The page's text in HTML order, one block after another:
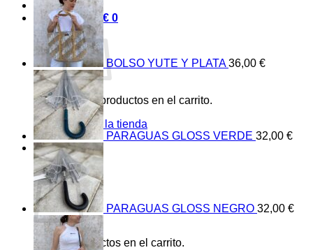
Carrito /0,00€ 0
No hay productos en el carrito.
Volver a la tienda
0
Carrito
No hay productos en el carrito.
BOLSO YUTE Y PLATA 36,00 €
PARAGUAS GLOSS VERDE 32,00 €
PARAGUAS GLOSS NEGRO 32,00 €